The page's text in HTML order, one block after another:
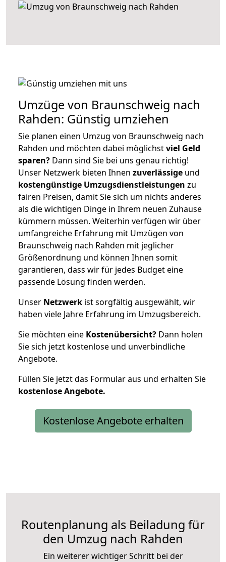
Umzüge von Braunschweig nach
Rahden: Günstig umziehen
Sie planen einen Umzug von Braunschweig nach
Rahden und möchten dabei möglichstviel Geld
sparen? Dann sind Sie bei uns genau richtig!
Unser Netzwerk bieten Ihnen zuverlässige und
kostengünstige Umzugsdienstleistungen zu
fairen Preisen, damit Sie sich um nichts anderes
als die wichtigen Dinge in Ihrem neuen Zuhause
kümmern müssen. Weiterhin verfügen wir über
umfangreiche Erfahrung mit Umzügen von
Braunschweig nach Rahden mit jeglicher
Größenordnung und können Ihnen somit
garantieren, dass wir für jedes Budget eine
passende Lösung finden werden.
Unser Netzwerk ist sorgfältig ausgewählt, wir
haben viele Jahre Erfahrung im Umzugsbereich.
Sie möchten eine Kostenübersicht? Dann holen
Sie sich jetzt kostenlose und unverbindliche
Angebote.
Füllen Sie jetzt das Formular aus und erhalten Sie
kostenloseAngebote.
Kostenlose Angebote erhalten
Routenplanung als Beiladung für
den Umzug nach Rahden
Ein weiterer wichtiger Schritt bei der